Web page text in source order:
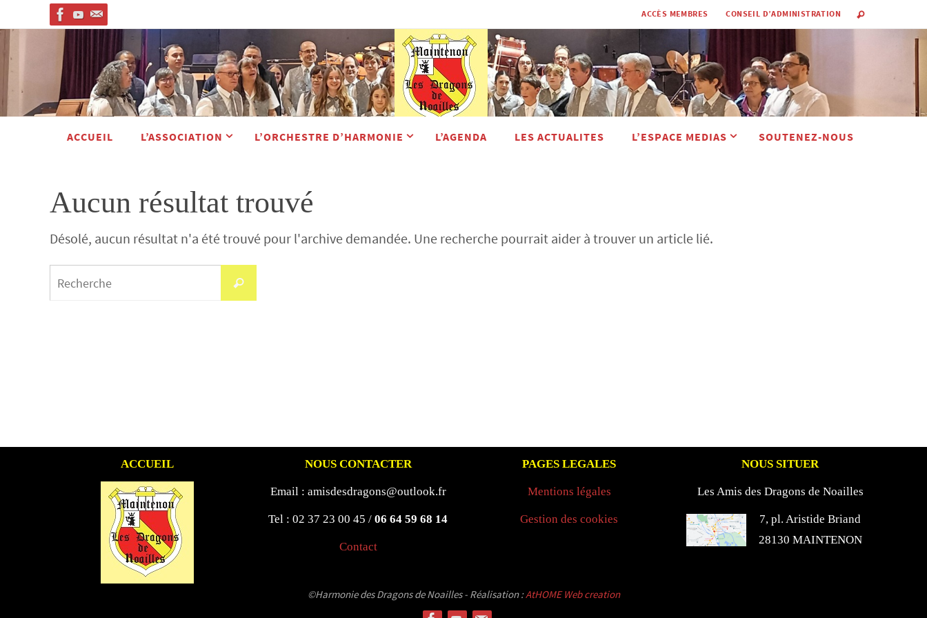
vers
contenu
ACCÈS MEMBRES CONSEIL D’ADMINISTRATION
ACCUEIL L’ASSOCIATION L’ORCHESTRE D’HARMONIE L’AGENDA LES ACTUALITES L’ESPACE MEDIAS SOUTENEZ-NOUS
Aucun résultat trouvé
Désolé, aucun résultat n'a été trouvé pour l'archive demandée. Une recherche pourrait aider à trouver un article lié.
for:
Recherche
ACCUEIL NOUS CONTACTER
Email : amisdesdragons@outlook.fr
Tel : 02 37 23 00 45 / 06 64 59 68 14
Contact
PAGES LEGALES
Mentions légales
Gestion des cookies
NOUS SITUER
Les Amis des Dragons de Noailles
7, pl. Aristide Briand
28130 MAINTENON
©Harmonie des Dragons de Noailles - Réalisation :AtHOME Web creation